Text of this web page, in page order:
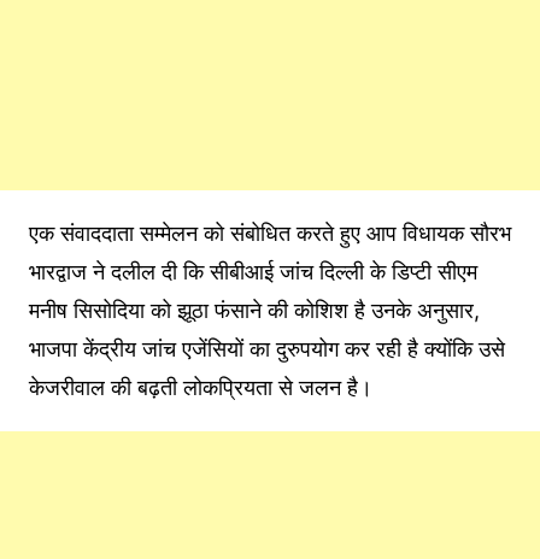
एक संवाददाता सम्मेलन को संबोधित करते हुए आप विधायक सौरभ
भारद्वाज ने दलील दी कि सीबीआई जांच दिल्ली के डिप्टी सीएम
मनीष सिसोदिया को झूठा फंसाने की कोशिश है उनके अनुसार,
भाजपा केंद्रीय जांच एजेंसियों का दुरुपयोग कर रही है क्योंकि उसे
केजरीवाल की बढ़ती लोकप्रियता से जलन है।